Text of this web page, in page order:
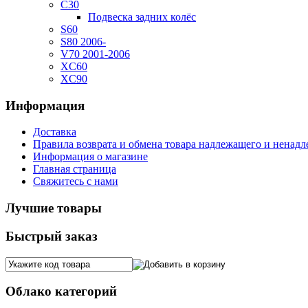
C30
Подвеска задних колёс
S60
S80 2006-
V70 2001-2006
XC60
XC90
Информация
Доставка
Правила возврата и обмена товара надлежащего и
Информация о магазине
Главная страница
Свяжитесь с нами
Лучшие товары
Быстрый заказ
Облако категорий